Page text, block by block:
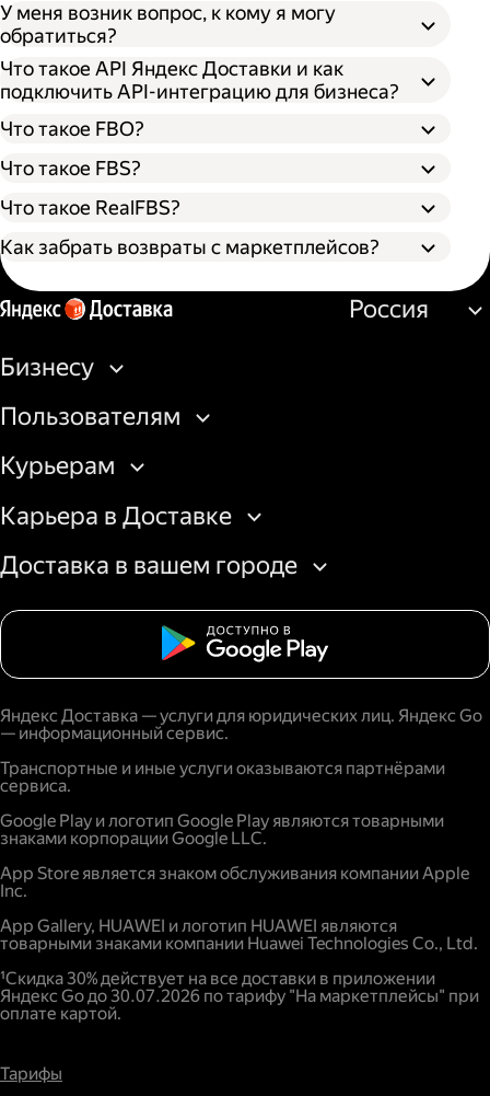
У меня возник вопрос, к кому я могу
обратиться?
Что такое API Яндекс Доставки и как
подключить API-интеграцию для бизнеса?
Что такое FBO?
Что такое FBS?
Что такое RealFBS?
Как забрать возвраты с маркетплейсов?
Оформите заявку на вывоз возврата в
личном кабинете маркетплейса. Товар
выдачи.
Создайте заказ на вывоз курьером в
бизнес-кабинете Яндекс Доставки или
через API.
товаров со склада площадки или
передайте курьеру штрихкод/QR-код на
получение из пункта выдачи.
Россия
Бизнесу
Пользователям
Курьерам
Карьера в Доставке
Доставка в вашем городе
Яндекс Доставка — услуги для юридических лиц. Яндекс Go
— информационный сервис.
Транспортные и иные услуги оказываются партнёрами
сервиса.
Google Play и логотип Google Play являются товарными
знаками корпорации Google LLC.
App Store является знаком обслуживания компании Apple
Inc.
App Gallery, HUAWEI и логотип HUAWEI являются
товарными знаками компании Huawei Technologies Co., Ltd.
¹Скидка 30% действует на все доставки в приложении
Яндекс Go до 30.07.2026 по тарифу "На маркетплейсы" при
оплате картой.
Тарифы